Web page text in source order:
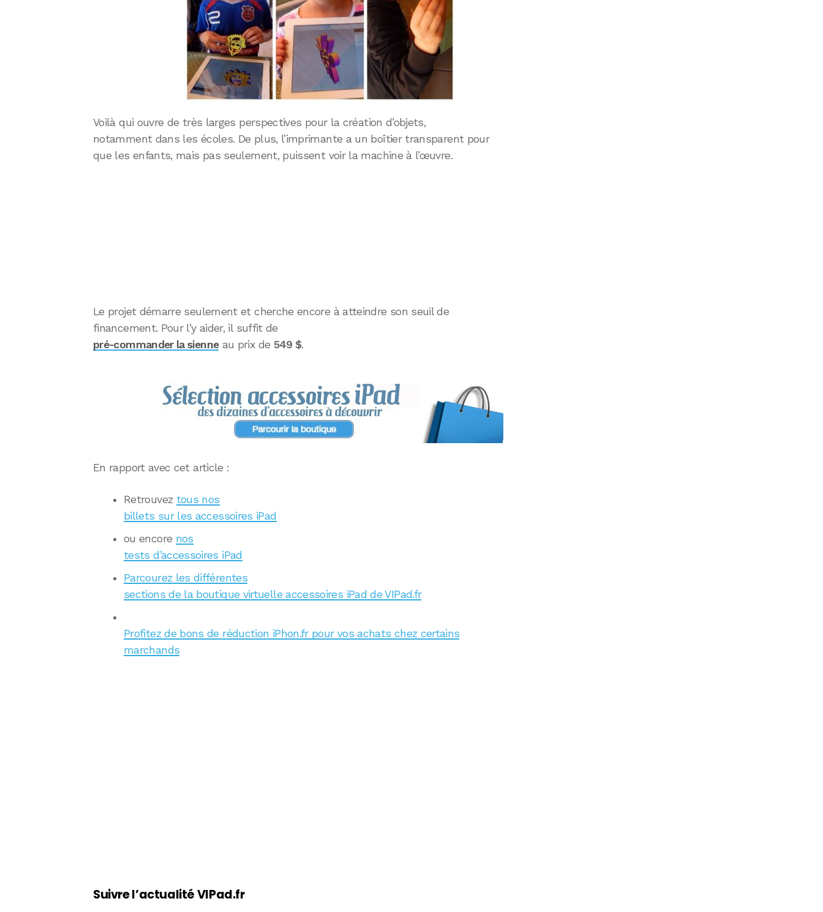
Voilà qui ouvre de très larges perspectives pour la création d’objets,
notamment dans les écoles. De plus, l’imprimante a un boîtier transparent pour
que les enfants, mais pas seulement, puissent voir la machine à l’œuvre.
Le projet démarre seulement et cherche encore à atteindre son seuil de
financement. Pour l’y aider, il suffit de
pré-commander la sienneau prix de 549 $.
En rapport avec cet article :
Retrouvez tous nos
billets sur les accessoires iPad
ou encore nos
tests d’accessoires iPad
Parcourez les différentes
sections de la boutique virtuelle accessoires iPad de VIPad.fr
Profitez de bons de réduction iPhon.fr pour vos achats chez certains
marchands
Suivre l’actualité VIPad.fr